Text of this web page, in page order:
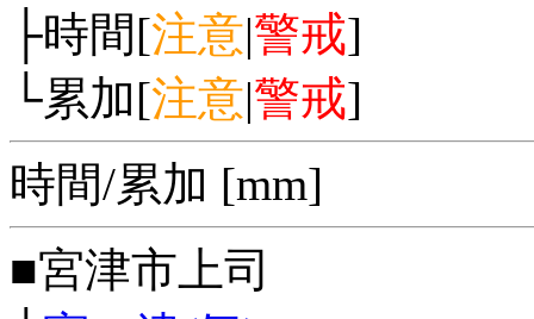
├時間[注意|警戒]
└累加[注意|警戒]
時間/累加 [mm]
■宮津市上司